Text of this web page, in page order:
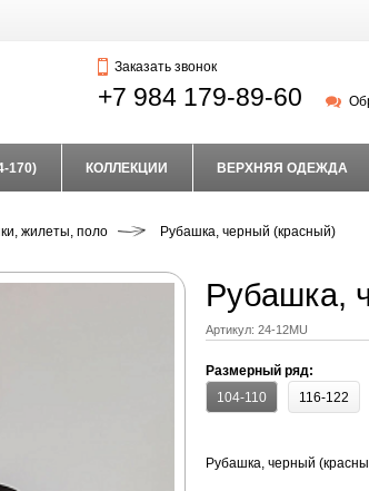
Заказать звонок
+7 984 179-89-60
170) КОЛЛЕКЦИИ ВЕРХНЯЯ ОДЕЖДА
жилеты, поло Рубашка, черный (красный)
Рубашка,
Артикул: 24-12MU
Размерный ряд:
104-110
116-122
Рубашка, черный